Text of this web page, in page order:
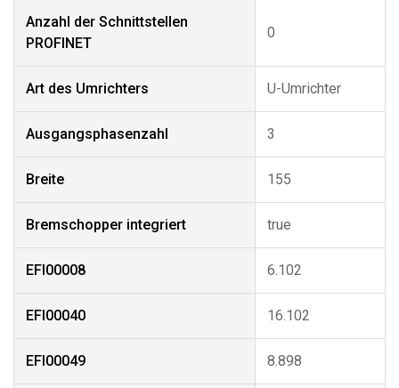
Anzahl der Schnittstellen
PROFINET
0
Art des Umrichters U-Umrichter
Ausgangsphasenzahl 3
Breite 155
Bremschopper integriert true
EFI00008 6.102
EFI00040 16.102
EFI00049 8.898